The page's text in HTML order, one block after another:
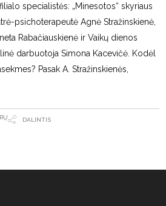
specialistės: „Minesotos“ skyriaus
psichoterapeutė Agnė Stražinskienė,
Rabačiauskienė ir Vaikų dienos
darbuotoja Simona Kacevičė. Kodėl
Pasak A. Stražinskienės,
DALINTIS